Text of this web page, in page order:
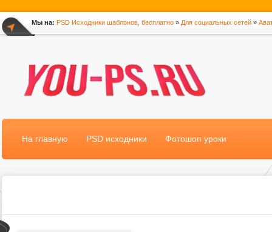
Мы на: PSD Исходники шаблонов, бесплатно » Для социальных сетей »
На главную PSD исходники Фотошоп уроки